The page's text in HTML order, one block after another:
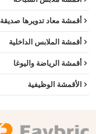
أقمشة معاد تدويرها صديقة
أقمشة الملابس الداخلية
أقمشة الرياضة واليوغا
الأقمشة الوظيفية